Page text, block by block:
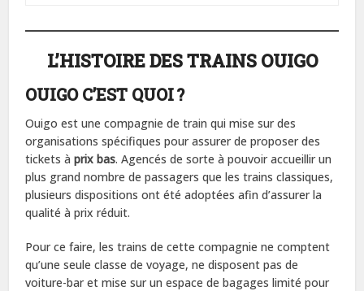
L’HISTOIRE DES TRAINS OUIGO
OUIGO C’EST QUOI ?
Ouigo est une compagnie de train qui mise sur des
organisations spécifiques pour assurer de proposer des
tickets àprix bas. Agencés de sorte à pouvoir accueillir un
plus grand nombre de passagers que les trains classiques,
plusieurs dispositions ont été adoptées afin d’assurer la
qualité à prix réduit.
Pour ce faire, les trains de cette compagnie ne comptent
qu’une seule classe de voyage, ne disposent pas de
voiture-bar et mise sur un espace de bagages limité pour